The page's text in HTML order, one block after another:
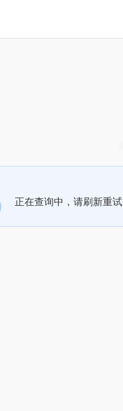
正在查询中，请刷新重试